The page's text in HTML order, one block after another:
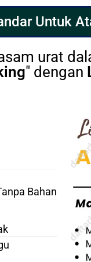
Untuk
urat
" dengan
Bahan